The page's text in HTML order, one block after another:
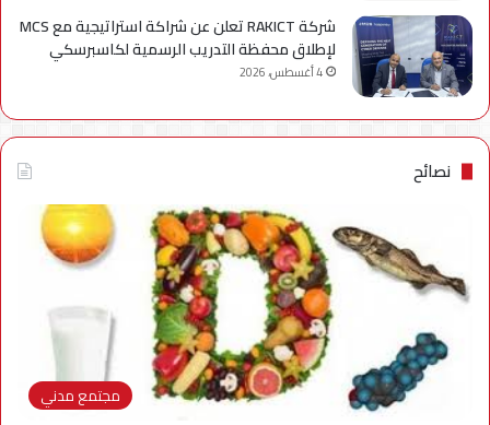
شركة RAKICT تعلن عن شراكة استراتيجية مع MCS
لإطلاق محفظة التدريب الرسمية لكاسبرسكي
4 أغسطس، 2026
نصائح
مجتمع مدني